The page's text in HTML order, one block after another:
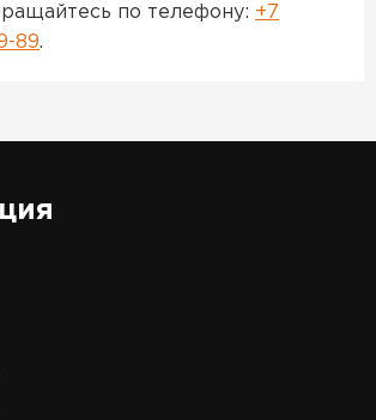
по телефону: +7
89.